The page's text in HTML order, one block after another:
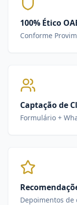
100% Ético
Conforme
Captação de
Formulário +
Depoimentos